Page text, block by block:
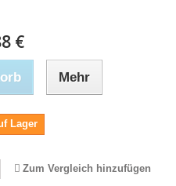
€
Mehr
Lager
Zum Vergleich hinzufügen